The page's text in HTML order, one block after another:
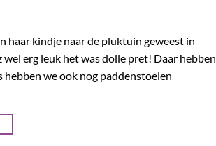
haar kindje naar de pluktuin geweest in
erg leuk het was dolle pret! Daar hebben
hebben we ook nog paddenstoelen